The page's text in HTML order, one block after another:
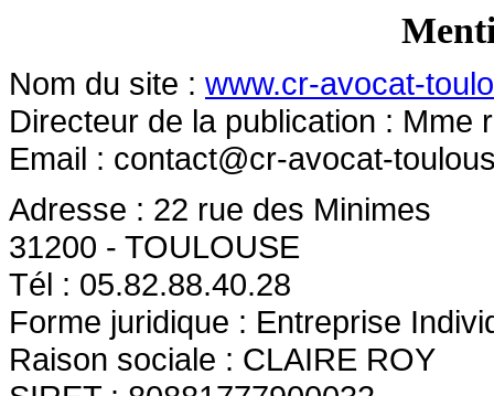
Nom du site : www.cr-avocat-
Directeur de la publication : Mme
Email : contact@cr-avocat-
Adresse : 22 rue des Minimes
31200 - TOULOUSE
Tél : 05.82.88.40.28
Forme juridique : Entreprise
Raison sociale : CLAIRE ROY